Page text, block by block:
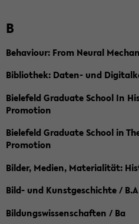
B
Behaviour: From Neural
Bibliothek: Daten- und
Bielefeld Graduate School In
Promotion
Bielefeld Graduate School in
Promotion
Bilder, Medien, Materialität:
Bild- und Kunstgeschichte /
Bildungswissenschaften / Ba